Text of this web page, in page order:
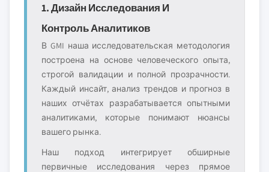
1. Дизайн Исследования И
Контроль Аналитиков
В GMI наша исследовательская методология
построена на основе человеческого опыта,
строгой валидации и полной прозрачности.
Каждый инсайт, анализ трендов и прогноз в
наших отчётах разрабатывается опытными
аналитиками, которые понимают нюансы
вашего рынка.
Наш подход интегрирует обширные
первичные исследования через прямое